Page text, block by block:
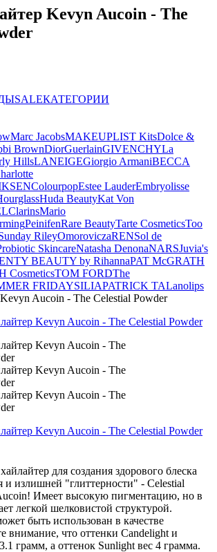
Kevyn Aucoin - The
SALEКАТЕГОРИИ
Marc JacobsMAKEUPLIST KitsDolce &
BrownDiorGuerlainGIVENCHYLa
HillsLANEIGEGiorgio ArmaniBECCA
ColourpopEstee LauderEmbryolisse
Huda BeautyKat Von
ClarinsMario
PeinifenRare BeautyTarte CosmeticsToo
RileyOmoroviczaRENSol de
SkincareNatasha DenonaNARSJuvia's
BEAUTY by RihannaPAT McGRATH
CosmeticsTOM FORDThe
FRIDAYSILIAPATRICK TALanolips
Aucoin - The Celestial Powder
для создания здорового блеска
и излишней "глиттерности" - Celestial
Имеет высокую пигментацию, но в
легкой шелковистой структурой.
быть использован в качестве
внимание, что оттенки Candelight и
грамм, а оттенок Sunlight вес 4 грамма.